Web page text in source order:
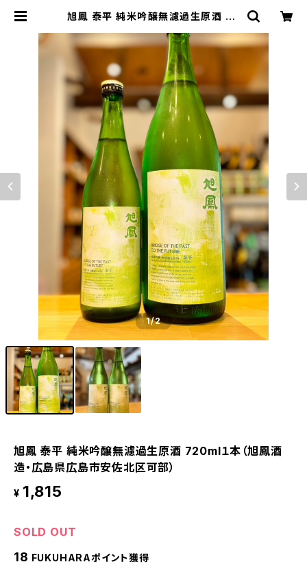
旭鳳 泰平 純米吟醸無濾過生原酒 72
佐北区可部） | 【BASE公式】福原酒
店｜創業1928年・広島の日本酒・限
定酒を全国通販
1/2
旭鳳 泰平 純米吟醸無濾過生原酒 720ml１本（旭鳳酒
造・広島県広島市安佐北区可部）
¥ 1,815
SOLD OUT
18 FUKUHARAポイント獲得